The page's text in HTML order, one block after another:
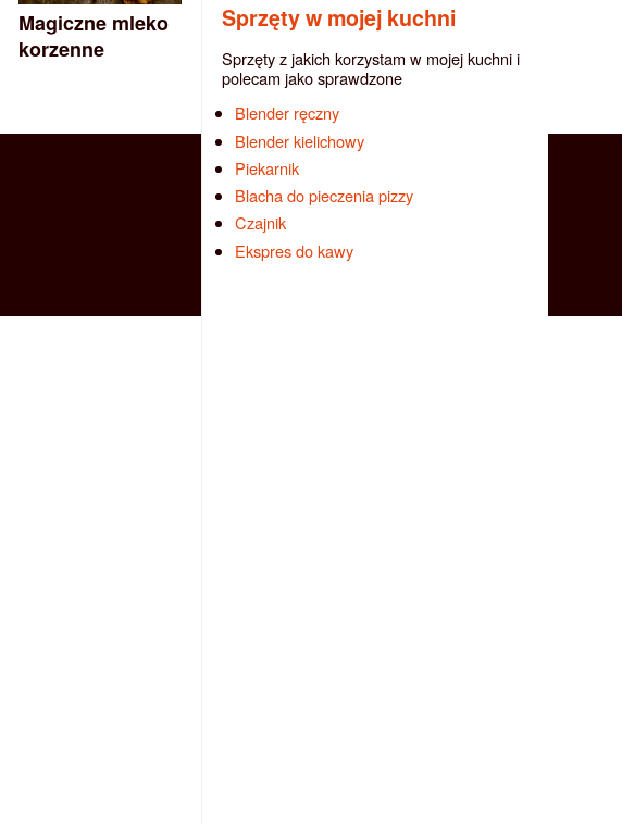
Magiczne mleko
korzenne
Sprzęty w mojej kuchni
Sprzęty z jakich korzystam w mojej kuchni i
polecam jako sprawdzone
Blender ręczny
Blender kielichowy
Piekarnik
Blacha do pieczenia pizzy
Czajnik
Ekspres do kawy